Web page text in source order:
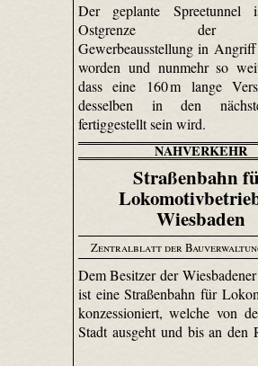
Der geplante
Ostgrenze der
Gewerbeausstellung in
worden und nunmehr so
dass eine 160 m lange
desselben in den
fertiggestellt sein wird.
NAHVERKEHR
Straßenbahn
Wiesbaden
Zentralblatt der
Dem Besitzer der
ist eine Straßenbahn für
konzessioniert, welche von
Stadt ausgeht und bis an den